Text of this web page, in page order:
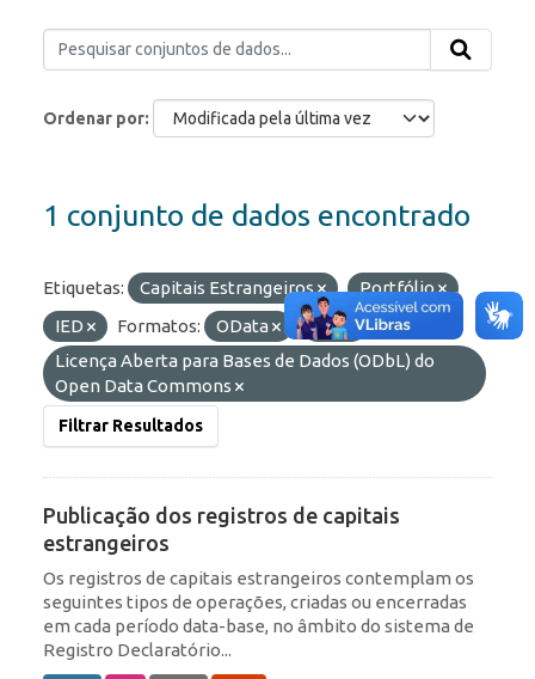
Ordenar por
1 conjunto de dados encontrado
Etiquetas: Capitais Estrangeiros
Portfólio
IED
Formatos: OData API
Licenças:
Licença Aberta para Bases de Dados (ODbL) do
Open Data Commons
Filtrar Resultados
Publicação dos registros de capitais
estrangeiros
Os registros de capitais estrangeiros contemplam os
seguintes tipos de operações, criadas ou encerradas
em cada período data-base, no âmbito do sistema de
Registro Declaratório...